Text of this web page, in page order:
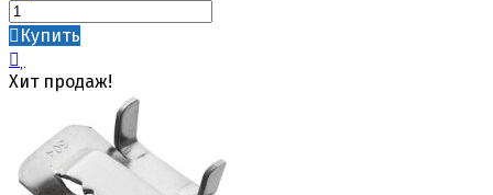
Купить
Хит продаж!